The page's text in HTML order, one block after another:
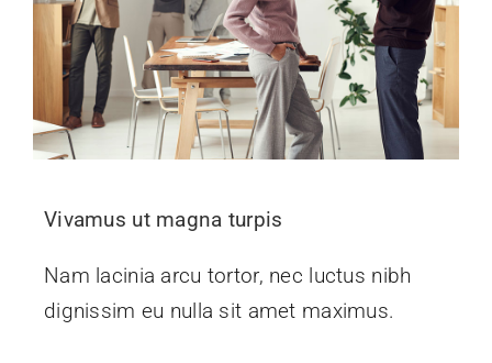
Vivamus ut magna turpis
Nam lacinia arcu tortor, nec luctus nibh
dignissim eu nulla sit amet maximus.